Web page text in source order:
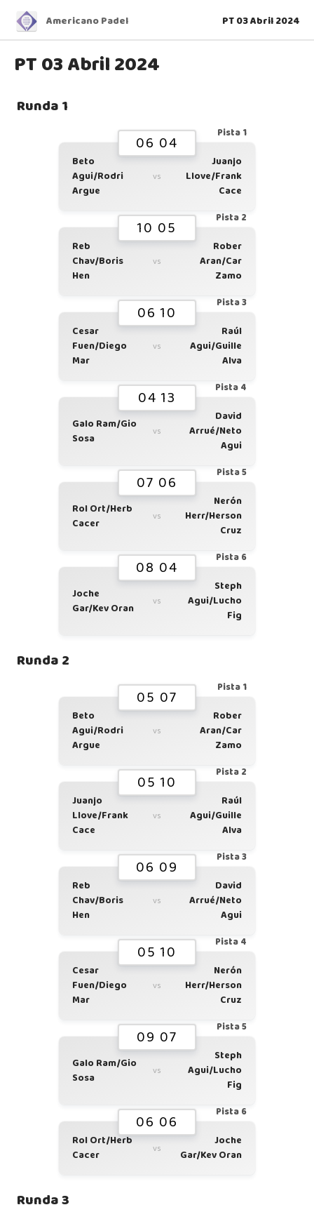
Americano Padel PT 03 Abril 2024
PT 03 Abril 2024
Runda 1
Pista 1
06 04
Beto
Agui/Rodri
Argue
vs
Juanjo
Llove/Frank
Cace
Pista 2
10 05
Reb
Chav/Boris
Hen
vs
Rober
Aran/Car
Zamo
Pista 3
06 10
Cesar
Fuen/Diego
Mar
vs
Raúl
Agui/Guille
Alva
Pista 4
04 13
Galo Ram/Gio
Sosa
vs
David
Arrué/Neto
Agui
Pista 5
07 06
Rol Ort/Herb
Cacer
vs
Nerón
Herr/Herson
Cruz
Pista 6
08 04
Joche
Gar/Kev Oran
vs
Steph
Agui/Lucho
Fig
Runda 2
Pista 1
05 07
Beto
Agui/Rodri
Argue
vs
Rober
Aran/Car
Zamo
Pista 2
05 10
Juanjo
Llove/Frank
Cace
vs
Raúl
Agui/Guille
Alva
Pista 3
06 09
Reb
Chav/Boris
Hen
vs
David
Arrué/Neto
Agui
Pista 4
05 10
Cesar
Fuen/Diego
Mar
vs
Nerón
Herr/Herson
Cruz
Pista 5
09 07
Galo Ram/Gio
Sosa
vs
Steph
Agui/Lucho
Fig
Pista 6
06 06
Rol Ort/Herb
Cacer
vs
Joche
Gar/Kev Oran
Runda 3